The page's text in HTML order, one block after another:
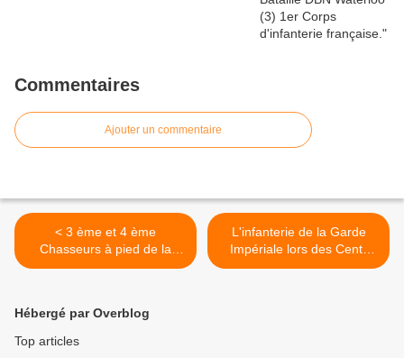
Commentaires
Ajouter un commentaire
< 3 ème et 4 ème
Chasseurs à pied de la
Garde Impériale en 1815.
L'infanterie de la Garde
Impériale lors des Cent-
jours 1815 >
Hébergé par Overblog
Top articles